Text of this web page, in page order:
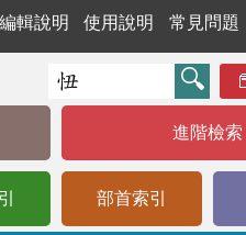
編輯說明 使用說明 常見問題
進階檢索
部首索引